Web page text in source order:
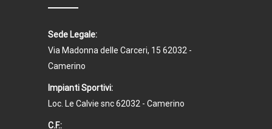
Sede Legale:
Via Madonna delle Carceri, 15 62032 -
Camerino
Impianti Sportivi:
Loc. Le Calvie snc 62032 - Camerino
C.F.: